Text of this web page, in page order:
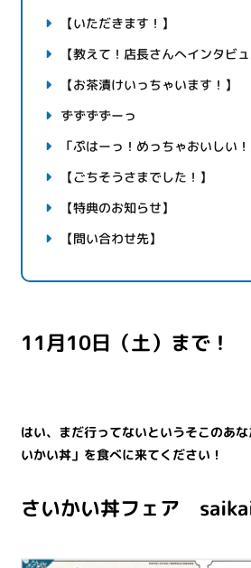
【いただきます！】
【教えて！店長さんへインタビュ
【お茶漬けいっちゃいます！】
ずずずずーっ
「ぷはーっ！めっちゃおいしい！
【ごちそうさまでした！】
【特典のお知らせ】
【問い合わせ先】
11月10日（土）まで！
はい、まだ行ってないというそこのあ
いかい丼」を食べに来てください！
さいかい丼フェア